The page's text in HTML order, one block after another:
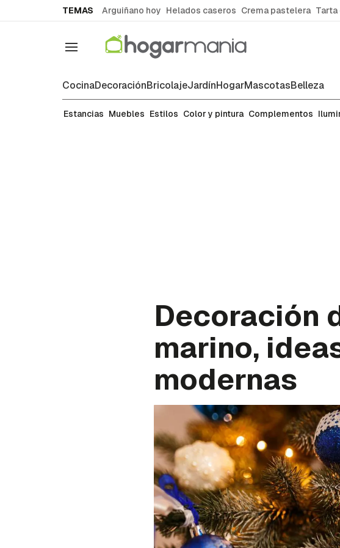
TEMAS Arguiñano hoy Helados caseros Crema pastelera Tarta
Navegación
CocinaDecoraciónBricolajeJardínHogarMascotasBelleza
Estilos
Estancias Muebles Estilos Color y pintura Complementos
Decoración
marino,
modernas